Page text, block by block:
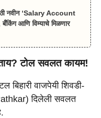
नवीन ‘Salary Account
आणि विम्याचे मिळणार
टोल सवलत कायम!
बिहारी वाजपेयी शिवडी-
दिलेली सवलत